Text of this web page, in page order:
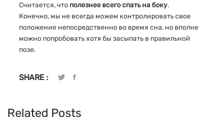
Считается, что полезнее всего спать на боку.
Конечно, мы не всегда можем контролировать свое
положение непосредственно во время сна, но вполне
можно попробовать хотя бы засыпать в правильной
позе.
SHARE :
Related Posts